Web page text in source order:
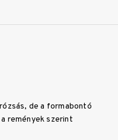
de a formabontó
remények szerint